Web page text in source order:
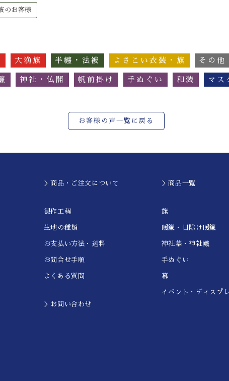
のお客様
大漁旗 半纏・法被 よさこい衣装・旗 その他
神社・仏閣 帆前掛け 手ぬぐい 和装 マス
お客様の声一覧に戻る
＞商品・ご注文について
製作工程
生地の種類
お支払い方法・送料
お問合せ手順
よくある質問
＞お問い合わせ
＞商品一覧
旗
暖簾・日除け暖簾
神社幕・神社幟
手ぬぐい
幕
イベント・ディスプ